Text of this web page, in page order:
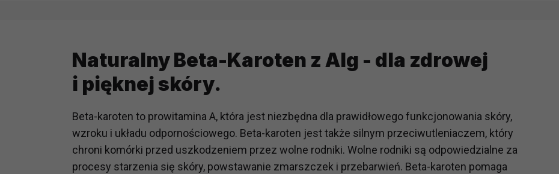
Naturalny Beta-Karoten z Alg - dla zdrowej
i pięknej skóry.
Beta-karoten to prowitamina A, która jest niezbędna dla prawidłowego funkcjonowania skóry,
wzroku i układu odpornościowego. Beta-karoten jest także silnym przeciwutleniaczem, który
chroni komórki przed uszkodzeniem przez wolne rodniki. Wolne rodniki są odpowiedzialne za
procesy starzenia się skóry, powstawanie zmarszczek i przebarwień. Beta-karoten pomaga